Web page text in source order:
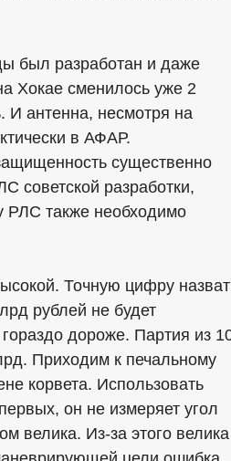
был разработан и даже
Хокае сменилось уже 2
И антенна, несмотря на
в АФАР.
существенно
советской разработки,
РЛС также необходимо
Точную цифру
рублей не будет
дороже. Партия из
Приходим к печальному
корвета. Использовать
он не измеряет угол
велика. Из-за этого велика